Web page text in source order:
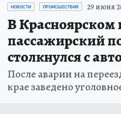
НОВОСТИ ПРОИСШЕСТВИЯ 29 июня
В Красноярском
пассажирский
столкнулся с
После аварии на
крае заведено